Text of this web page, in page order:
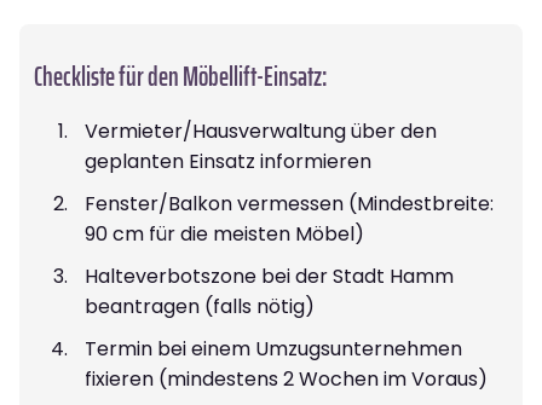
Checkliste für den Möbellift-Einsatz:
Vermieter/Hausverwaltung über den
geplanten Einsatz informieren
Fenster/Balkon vermessen (Mindestbreite:
90 cm für die meisten Möbel)
Halteverbotszone bei der Stadt Hamm
beantragen (falls nötig)
Termin bei einem Umzugsunternehmen
fixieren (mindestens 2 Wochen im Voraus)